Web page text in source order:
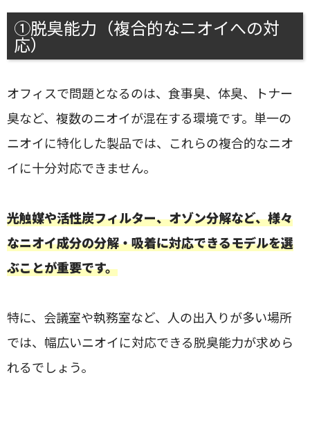
①脱臭能力（複合的なニオイへの対
応）
オフィスで問題となるのは、食事臭、体臭、トナー
臭など、複数のニオイが混在する環境です。単一の
ニオイに特化した製品では、これらの複合的なニオ
イに十分対応できません。
光触媒や活性炭フィルター、オゾン分解など、様々
なニオイ成分の分解・吸着に対応できるモデルを選
ぶことが重要です。
特に、会議室や執務室など、人の出入りが多い場所
では、幅広いニオイに対応できる脱臭能力が求めら
れるでしょう。